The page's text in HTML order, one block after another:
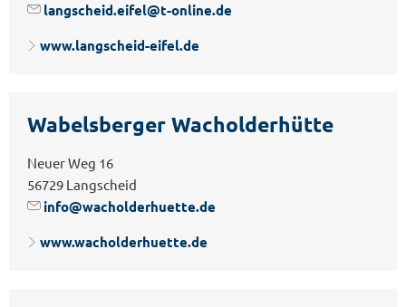
langscheid.eifel@t-online.de
www.langscheid-eifel.de
Wabelsberger Wacholderhütte
Neuer Weg 16
56729 Langscheid
info@wacholderhuette.de
www.wacholderhuette.de